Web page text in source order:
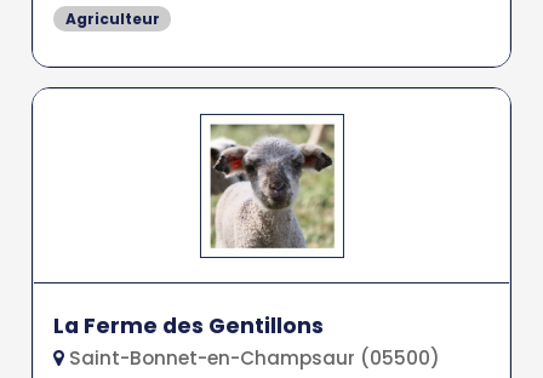
Agriculteur
La Ferme des Gentillons
Saint-Bonnet-en-Champsaur (05500)